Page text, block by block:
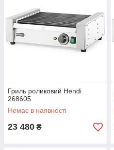
Гриль роликовий Hendi
268605
Немає в наявності
23 480 ₴